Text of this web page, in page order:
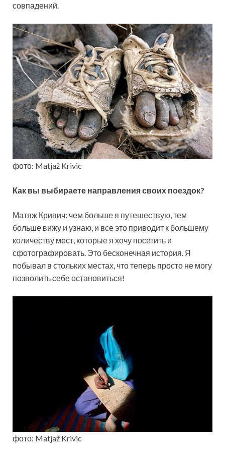
совпадений.
фото: Matjaž Krivic
Как вы выбираете направления своих поездок?
Матяж Кривич: чем больше я путешествую, тем
больше вижу и узнаю, и все это приводит к большему
количеству мест, которые я хочу посетить и
сфотографировать. Это бесконечная история. Я
побывал в стольких местах, что теперь просто не могу
позволить себе остановиться!
фото: Matjaž Krivic